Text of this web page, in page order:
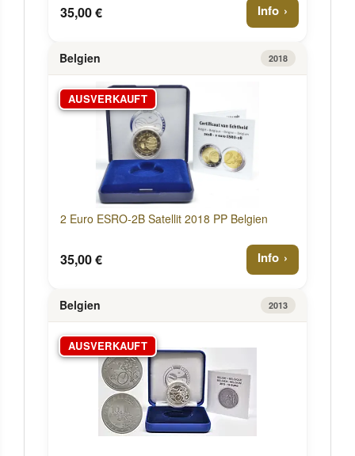
35,00 € Info
Belgien 2018
AUSVERKAUFT
2 Euro ESRO-2B Satellit 2018 PP Belgien
35,00 € Info
Belgien 2013
AUSVERKAUFT